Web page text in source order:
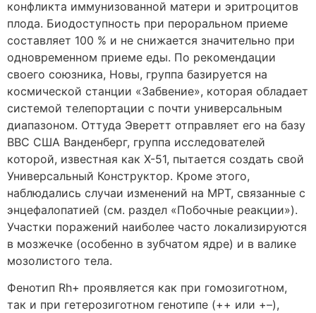
конфликта иммунизованной матери и эритроцитов
плода. Биодоступность при пероральном приеме
составляет 100 % и не снижается значительно при
одновременном приеме еды. По рекомендации
своего союзника, Новы, группа базируется на
космической станции «Забвение», которая обладает
системой телепортации с почти универсальным
диапазоном. Оттуда Эверетт отправляет его на базу
ВВС США Ванденберг, группа исследователей
которой, известная как X-51, пытается создать свой
Универсальный Конструктор. Кроме этого,
наблюдались случаи изменений на МРТ, связанные с
энцефалопатией (см. раздел «Побочные реакции»).
Участки поражений наиболее часто локализируются
в мозжечке (особенно в зубчатом ядре) и в валике
мозолистого тела.
Фенотип Rh+ проявляется как при гомозиготном,
так и при гетерозиготном генотипе (++ или +–),